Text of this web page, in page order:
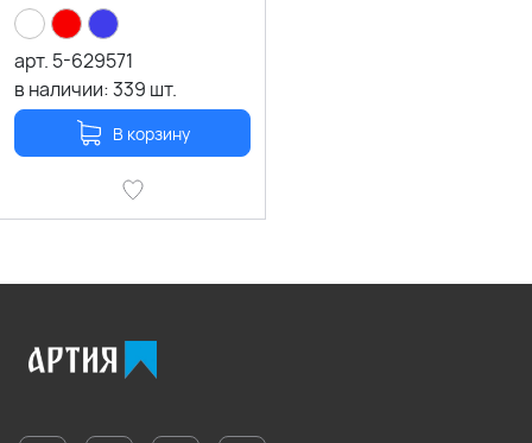
арт. 5-629571
в наличии:339 шт.
В корзину